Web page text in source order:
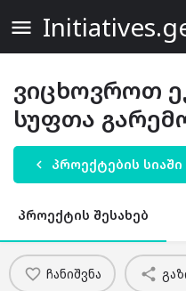
ვიცხოვროთ
სუფთა
პროექტების
პროექტის შესახებ
ჩანიშვნა